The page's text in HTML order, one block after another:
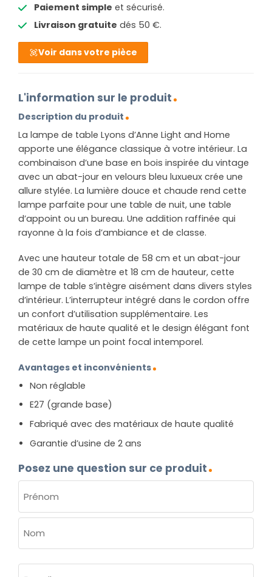
Paiement simple et sécurisé.
Livraison gratuite dés 50 €.
Voir dans votre pièce
L'information sur le produit
Description du produit
La lampe de table Lyons d’Anne Light and Home
apporte une élégance classique à votre intérieur. La
combinaison d’une base en bois inspirée du vintage
avec un abat-jour en velours bleu luxueux crée une
allure stylée. La lumière douce et chaude rend cette
lampe parfaite pour une table de nuit, une table
d’appoint ou un bureau. Une addition raffinée qui
rayonne à la fois d’ambiance et de classe.
Avec une hauteur totale de 58 cm et un abat-jour
de 30 cm de diamètre et 18 cm de hauteur, cette
lampe de table s’intègre aisément dans divers styles
d’intérieur. L’interrupteur intégré dans le cordon offre
un confort d’utilisation supplémentaire. Les
matériaux de haute qualité et le design élégant font
de cette lampe un point focal intemporel.
Avantages et inconvénients
Non réglable
E27 (grande base)
Fabriqué avec des matériaux de haute qualité
Garantie d’usine de 2 ans
Posez une question sur ce produit
(NÉCESSAIRE)
Prénom